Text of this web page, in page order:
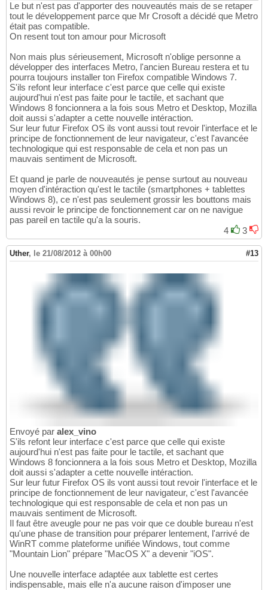
Le but n'est pas d'apporter des nouveautés mais de se retaper
tout le développement parce que Mr Crosoft a décidé que Metro
était pas compatible.
On resent tout ton amour pour Microsoft
Non mais plus sérieusement, Microsoft n'oblige personne a
développer des interfaces Metro, l'ancien Bureau restera et tu
pourra toujours installer ton Firefox compatible Windows 7.
S'ils refont leur interface c'est parce que celle qui existe
aujourd'hui n'est pas faite pour le tactile, et sachant que
Windows 8 foncionnera a la fois sous Metro et Desktop, Mozilla
doit aussi s'adapter a cette nouvelle intéraction.
Sur leur futur Firefox OS ils vont aussi tout revoir l'interface et le
principe de fonctionnement de leur navigateur, c'est l'avancée
technologique qui est responsable de cela et non pas un
mauvais sentiment de Microsoft.
Et quand je parle de nouveautés je pense surtout au nouveau
moyen d'intéraction qu'est le tactile (smartphones + tablettes
Windows 8), ce n'est pas seulement grossir les bouttons mais
aussi revoir le principe de fonctionnement car on ne navigue
pas pareil en tactile qu'a la souris.
4
3
Uther, le 21/08/2012 à 00h00 #13
Envoyé par alex_vino
S'ils refont leur interface c'est parce que celle qui existe
aujourd'hui n'est pas faite pour le tactile, et sachant que
Windows 8 foncionnera a la fois sous Metro et Desktop, Mozilla
doit aussi s'adapter a cette nouvelle intéraction.
Sur leur futur Firefox OS ils vont aussi tout revoir l'interface et le
principe de fonctionnement de leur navigateur, c'est l'avancée
technologique qui est responsable de cela et non pas un
mauvais sentiment de Microsoft.
Il faut être aveugle pour ne pas voir que ce double bureau n'est
qu'une phase de transition pour préparer lentement, l'arrivé de
WinRT comme plateforme unifiée Windows, tout comme
"Mountain Lion" prépare "MacOS X" a devenir "iOS".
Une nouvelle interface adaptée aux tablette est certes
indispensable, mais elle n'a aucune raison d'imposer une